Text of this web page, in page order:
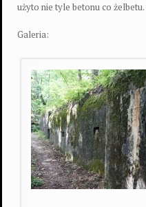
użyto nie tyle betonu co żelbetu.
Galeria: